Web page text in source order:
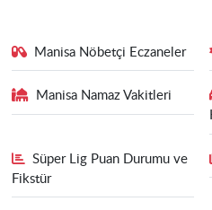
Manisa Nöbetçi Eczaneler
Manisa Namaz Vakitleri
Süper Lig Puan Durumu ve
Fikstür